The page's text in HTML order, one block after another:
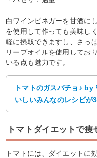
白ワインビネガーを甘酒に
を使用して作っても美味し
軽に摂取できますし、さっ
リーブオイルを使用してお
いる点も魅力です。
トマトのガスパチョ♪
いしいみんなのレシピが
トマトダイエットで痩
トマトには、ダイエットに